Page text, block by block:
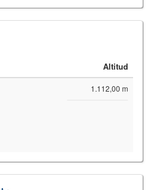
for interactive maps
Altitud
1.112,00 m